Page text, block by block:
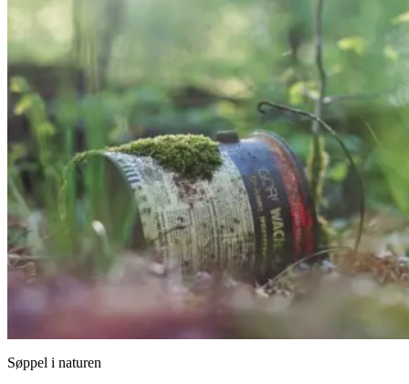
Søppel i naturen